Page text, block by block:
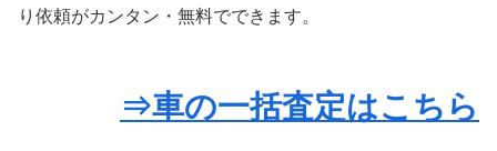
り依頼がカンタン・無料でできます。
⇒車の一括査定はこちら